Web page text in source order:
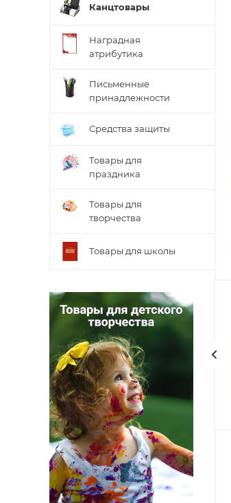
Канцтовары
Наградная
атрибутика
Письменные
принадлежности
Средства защиты
Товары для
праздника
Товары для
творчества
Товары для школы